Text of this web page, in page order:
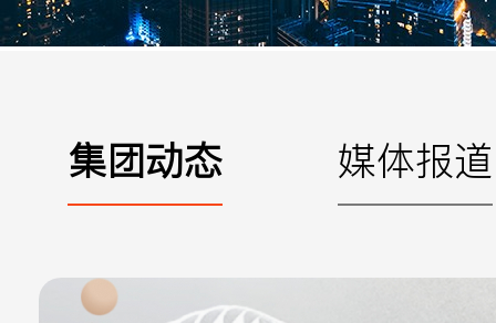
集团动态 媒体报道
邮箱
留言